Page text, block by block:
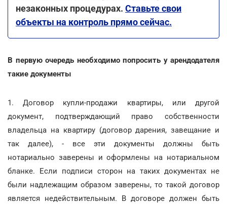
незаконных процедурах. Ставьте свои
объекты на контроль прямо сейчас.
В первую очередь необходимо попросить у арендодателя
такие документы
1. Договор купли-продажи квартиры, или другой
документ, подтверждающий право собственности
владельца на квартиру (договор дарения, завещание и
так далее), - все эти документы должны быть
нотариально заверены и оформлены на нотариальном
бланке. Если подписи сторон на таких документах не
были надлежащим образом заверены, то такой договор
является недействительным. В договоре должен быть